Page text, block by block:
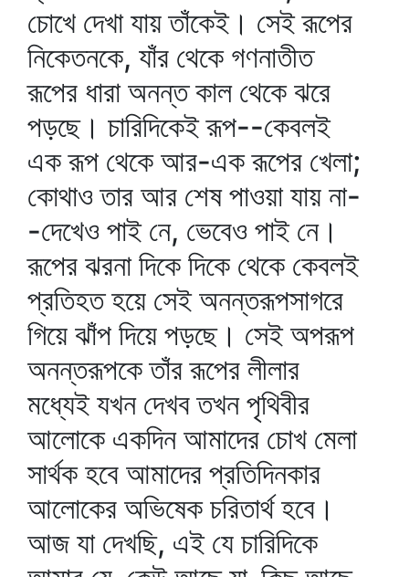
চোখে দেখা যায় তাঁকেই। সেই রূপের
নিকেতনকে, যাঁর থেকে গণনাতীত
রূপের ধারা অনন্ত কাল থেকে ঝরে
পড়ছে। চারিদিকেই রূপ--কেবলই
এক রূপ থেকে আর-এক রূপের খেলা;
কোথাও তার আর শেষ পাওয়া যায় না-
-দেখেও পাই নে, ভেবেও পাই নে।
রূপের ঝরনা দিকে দিকে থেকে কেবলই
প্রতিহত হয়ে সেই অনন্তরূপসাগরে
গিয়ে ঝাঁপ দিয়ে পড়ছে। সেই অপরূপ
অনন্তরূপকে তাঁর রূপের লীলার
মধ্যেই যখন দেখব তখন পৃথিবীর
আলোকে একদিন আমাদের চোখ মেলা
সার্থক হবে আমাদের প্রতিদিনকার
আলোকের অভিষেক চরিতার্থ হবে।
আজ যা দেখছি, এই যে চারিদিকে